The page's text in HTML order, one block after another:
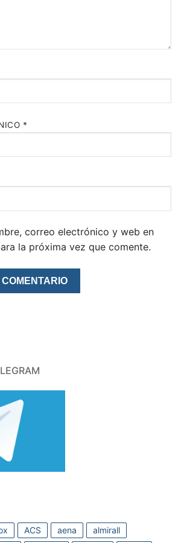
*
correo electrónico y web en
la próxima vez que comente.
ACS aena
almirall